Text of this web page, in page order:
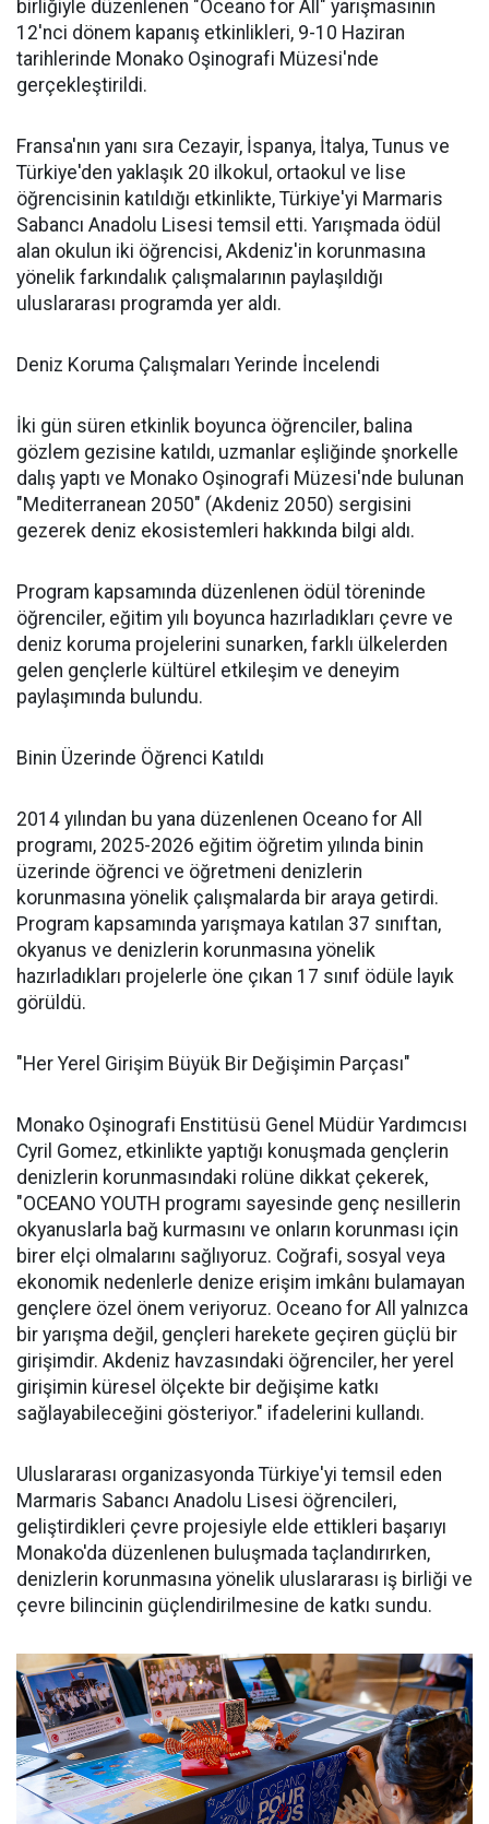
birliğiyle düzenlenen "Oceano for All" yarışmasının
12'nci dönem kapanış etkinlikleri, 9-10 Haziran
tarihlerinde Monako Oşinografi Müzesi'nde
gerçekleştirildi.
Fransa'nın yanı sıra Cezayir, İspanya, İtalya, Tunus ve
Türkiye'den yaklaşık 20 ilkokul, ortaokul ve lise
öğrencisinin katıldığı etkinlikte, Türkiye'yi Marmaris
Sabancı Anadolu Lisesi temsil etti. Yarışmada ödül
alan okulun iki öğrencisi, Akdeniz'in korunmasına
yönelik farkındalık çalışmalarının paylaşıldığı
uluslararası programda yer aldı.
Deniz Koruma Çalışmaları Yerinde İncelendi
İki gün süren etkinlik boyunca öğrenciler, balina
gözlem gezisine katıldı, uzmanlar eşliğinde şnorkelle
dalış yaptı ve Monako Oşinografi Müzesi'nde bulunan
"Mediterranean 2050" (Akdeniz 2050) sergisini
gezerek deniz ekosistemleri hakkında bilgi aldı.
Program kapsamında düzenlenen ödül töreninde
öğrenciler, eğitim yılı boyunca hazırladıkları çevre ve
deniz koruma projelerini sunarken, farklı ülkelerden
gelen gençlerle kültürel etkileşim ve deneyim
paylaşımında bulundu.
Binin Üzerinde Öğrenci Katıldı
2014 yılından bu yana düzenlenen Oceano for All
programı, 2025-2026 eğitim öğretim yılında binin
üzerinde öğrenci ve öğretmeni denizlerin
korunmasına yönelik çalışmalarda bir araya getirdi.
Program kapsamında yarışmaya katılan 37 sınıftan,
okyanus ve denizlerin korunmasına yönelik
hazırladıkları projelerle öne çıkan 17 sınıf ödüle layık
görüldü.
"Her Yerel Girişim Büyük Bir Değişimin Parçası"
Monako Oşinografi Enstitüsü Genel Müdür Yardımcısı
Cyril Gomez, etkinlikte yaptığı konuşmada gençlerin
denizlerin korunmasındaki rolüne dikkat çekerek,
"OCEANO YOUTH programı sayesinde genç nesillerin
okyanuslarla bağ kurmasını ve onların korunması için
birer elçi olmalarını sağlıyoruz. Coğrafi, sosyal veya
ekonomik nedenlerle denize erişim imkânı bulamayan
gençlere özel önem veriyoruz. Oceano for All yalnızca
bir yarışma değil, gençleri harekete geçiren güçlü bir
girişimdir. Akdeniz havzasındaki öğrenciler, her yerel
girişimin küresel ölçekte bir değişime katkı
sağlayabileceğini gösteriyor." ifadelerini kullandı.
Uluslararası organizasyonda Türkiye'yi temsil eden
Marmaris Sabancı Anadolu Lisesi öğrencileri,
geliştirdikleri çevre projesiyle elde ettikleri başarıyı
Monako'da düzenlenen buluşmada taçlandırırken,
denizlerin korunmasına yönelik uluslararası iş birliği ve
çevre bilincinin güçlendirilmesine de katkı sundu.